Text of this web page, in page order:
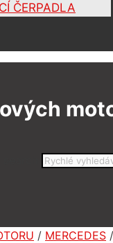
ČERPADLA
/ MERCEDES